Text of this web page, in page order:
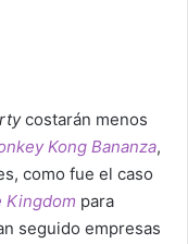
costarán menos
Kong Bananza,
como fue el caso
Kingdom para
seguido empresas